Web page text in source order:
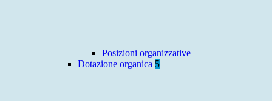
Posizioni organizzative
Dotazione organica 5